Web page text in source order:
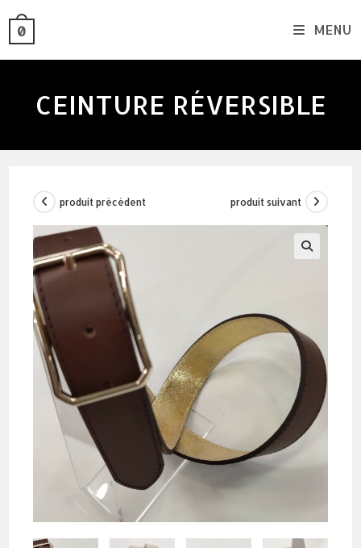
0 MENU
CEINTURE RÉVERSIBLE
produit précédent produit suivant